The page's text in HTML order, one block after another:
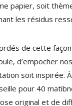
papier, soit
les résidus
de cette
d’empocher
soit
pour 40
original et de